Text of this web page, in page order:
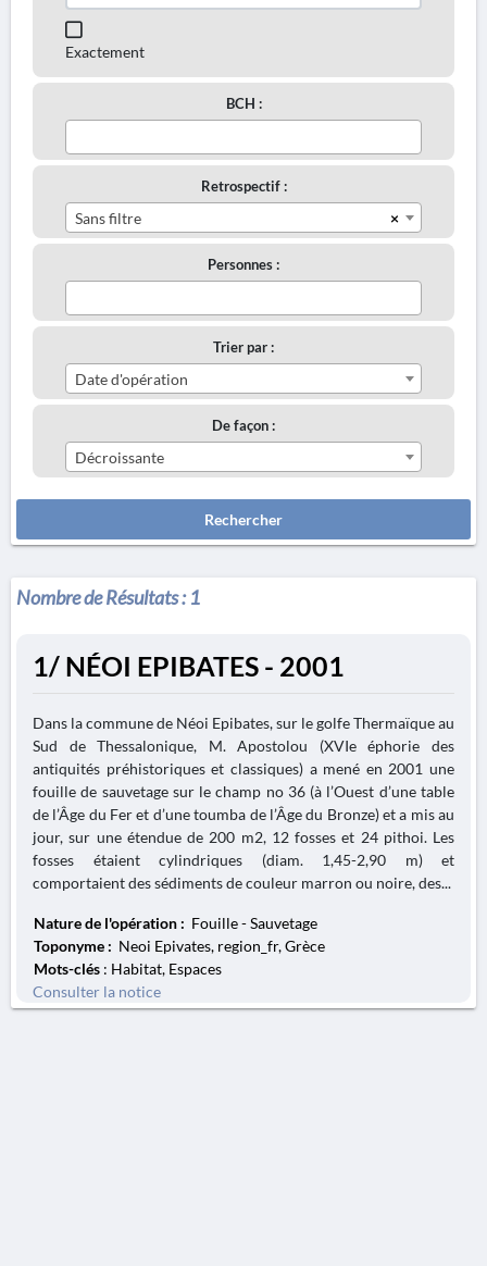
Exactement
BCH :
Retrospectif :
×
Sans filtre
Personnes :
Trier par :
Date d'opération
De façon :
Décroissante
Rechercher
Nombre de Résultats :1
1/ NÉOI EPIBATES - 2001
Dans la commune de Néoi Epibates, sur le golfe Thermaïque au
Sud de Thessalonique, M. Apostolou (XVIe éphorie des
antiquités préhistoriques et classiques) a mené en 2001 une
fouille de sauvetage sur le champ no 36 (à l’Ouest d’une table
de l’Âge du Fer et d’une toumba de l’Âge du Bronze) et a mis au
jour, sur une étendue de 200 m2, 12 fosses et 24 pithoi. Les
fosses étaient cylindriques (diam. 1,45-2,90 m) et
comportaient des sédiments de couleur marron ou noire, des...
Nature de l'opération : Fouille - Sauvetage
Toponyme : Neoi Epivates, region_fr, Grèce
Mots-clés : Habitat, Espaces
Consulter la notice